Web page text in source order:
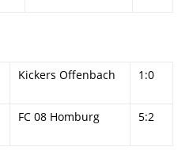
Kickers Offenbach 1:0
FC 08 Homburg 5:2